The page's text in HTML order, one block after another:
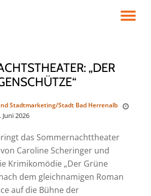
„DER
Stadtmarketing/Stadt Bad Herrenalb
Juni 2026
das Sommernachttheater
Caroline Scheringer und
Krimikomödie „Der Grüne
dem gleichnamigen Roman
auf die Bühne der